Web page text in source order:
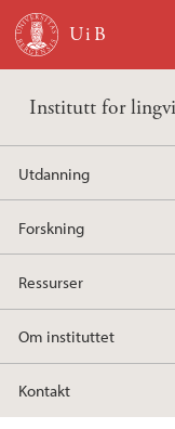
Hopp til hovedinnhold
Institutt for
Utdanning
Forskning
Ressurser
Om instituttet
Kontakt